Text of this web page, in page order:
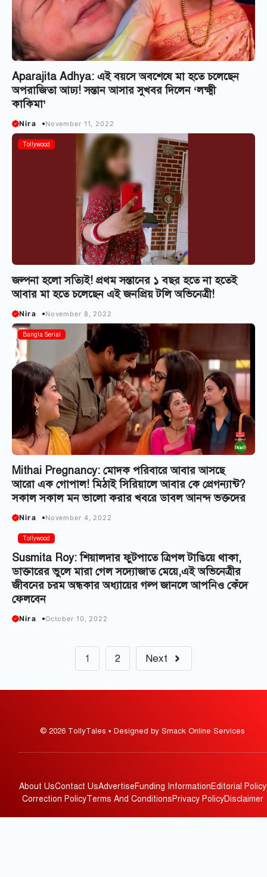
Aparajita Adhya: এই বয়সে অবশেষে মা হতে চলেছেন
অপরাজিতা আঢ্য! সন্তান আসার সুখবর দিলেন ‘লক্ষ্মী
কাকিমা’
Nira November 11, 2022
Tollywood
জল্পনা হলো সত্যিই! প্রথম সন্তানের ১ বছর হতে না হতেই
আবার মা হতে চলেছেন এই জনপ্রিয় টলি অভিনেত্রী!
Nira November 8, 2022
Bangla Serial
Mithai Pregnancy: মোদক পরিবারে আবার আসছে
আরো এক গোপাল! মিঠাই সিরিয়ালে আবার কে প্রেগন্যান্ট?
সকাল সকাল মন ভালো করার খবরে ডাবল আনন্দ ভক্তদের
Nira November 4, 2022
Tollywood
Susmita Roy: শিয়ালদার ফুটপাতে ত্রিপল টাঙিয়ে থাকা,
ডাক্তারের ভুলে মারা গেল সদ্যোজাত মেয়ে,এই অভিনেত্রীর‌
জীবনের চরম অন্ধকার অধ্যায়ের গল্প জানলে আপনিও কেঁদে
ফেলবেন
Nira October 10, 2022
1 2 Next
© 2026 TollyTales • Designed by Smack Online Services
About UsContact UsAdvertiseFunding InformationEditorial Policy
Correction PolicyTerms And ConditionsPrivacy PolicyDisclaimer